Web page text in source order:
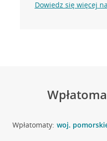
Dowiedz się więcej
Wpłatomaty: woj.